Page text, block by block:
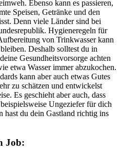
Ebenso kann es passieren,
Speisen, Getränke und den
Denn viele Länder sind bei
Hygieneregeln für
von Trinkwasser kann
Deshalb solltest du in
Gesundheitsvorsorge achten
etwa Wasser immer abzukochen.
kann aber auch etwas Gutes
zu schätzen und entwickelst
Es geschieht aber auch, dass
Ungeziefer für dich
hast du dein Gastland richtig ins
Job: